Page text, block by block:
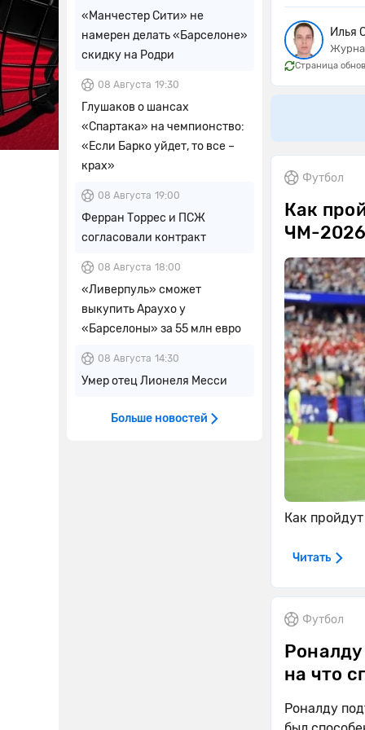
«Манчестер Сити» не
намерен делать «Барселоне»
скидку на Родри
08 Августа 19:30
Глушаков о шансах
«Спартака» на чемпионство:
«Если Барко уйдет, то все –
крах»
08 Августа 19:00
Ферран Торрес и ПСЖ
согласовали контракт
08 Августа 18:00
«Ливерпуль» сможет
выкупить Араухо у
«Барселоны» за 55 млн евро
08 Августа 14:30
Умер отец Лионеля Месси
Больше новостей
Илья
Страница
Футбол
Как
ЧМ-
Как
Читать
Футбол
на что
Роналду